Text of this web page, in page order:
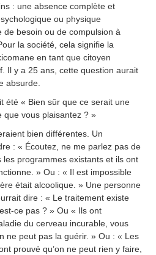
: une absence complète et
ou physique
de besoin ou de compulsion à
la société, cela signifie la
en tant que citoyen
Il y a 25 ans, cette question aurait
absurde.
été « Bien sûr que ce serait une
que vous plaisantez ? »
bien différentes. Un
: « Écoutez, ne me parlez pas de
les programmes existants et ils ont
» Ou : « Il est impossible
était alcoolique. » Une personne
dire : « Le traitement existe
ce pas ? » Ou « Ils ont
du cerveau incurable, vous
ne peut pas la guérir. » Ou : « Les
prouvé qu’on ne peut rien y faire,